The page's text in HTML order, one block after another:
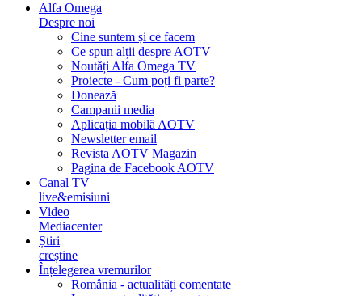
Alfa Omega
Despre noi
Cine suntem și ce facem
Ce spun alții despre AOTV
Noutăți Alfa Omega TV
Proiecte - Cum poți fi parte?
Donează
Campanii media
Aplicația mobilă AOTV
Newsletter email
Revista AOTV Magazin
Pagina de Facebook AOTV
Canal TV
live&emisiuni
Video
Mediacenter
Știri
creștine
Înțelegerea vremurilor
România - actualități comentate